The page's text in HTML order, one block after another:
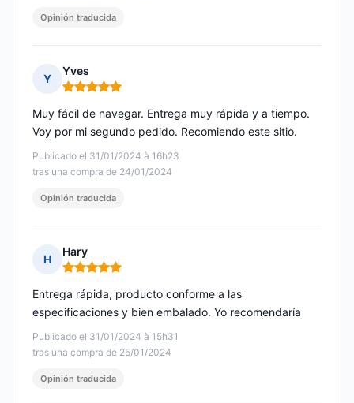
Opinión traducida
Y
Yves
Nota: 5 de 5
Publicado el 31/01/2024 à 16h23
tras una compra de 24/01/2024
Muy fácil de navegar. Entrega muy rápida y a tiempo.
Voy por mi segundo pedido. Recomiendo este sitio.
Opinión traducida
H
Hary
Nota: 5 de 5
Publicado el 31/01/2024 à 15h31
tras una compra de 25/01/2024
Entrega rápida, producto conforme a las
especificaciones y bien embalado. Yo recomendaría
Opinión traducida